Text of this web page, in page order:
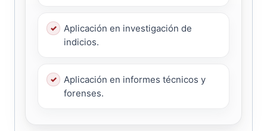
Aplicación en investigación de
indicios.
Aplicación en informes técnicos y
forenses.